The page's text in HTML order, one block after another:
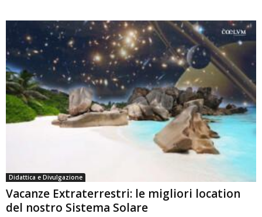
Didattica e Divulgazione
Vacanze Extraterrestri: le migliori location
del nostro Sistema Solare